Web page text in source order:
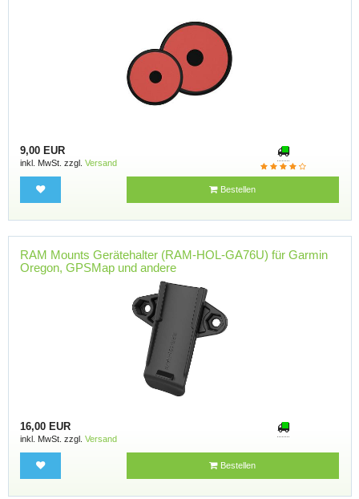
9,00 EUR
inkl. MwSt. zzgl. Versand
Bestellen
RAM Mounts Gerätehalter (RAM-HOL-GA76U) für Garmin
Oregon, GPSMap und andere
16,00 EUR
inkl. MwSt. zzgl. Versand
Bestellen